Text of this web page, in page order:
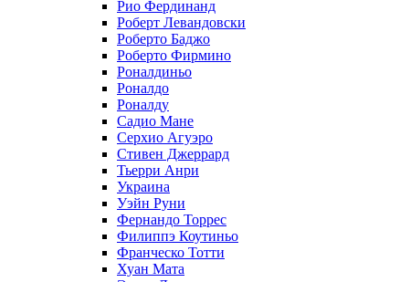
Рио Фердинанд
Роберт Левандовски
Роберто Баджо
Роберто Фирмино
Роналдиньо
Роналдо
Роналду
Садио Мане
Серхио Агуэро
Стивен Джеррард
Тьерри Анри
Украина
Уэйн Руни
Фернандо Торрес
Филиппэ Коутиньо
Франческо Тотти
Хуан Мата